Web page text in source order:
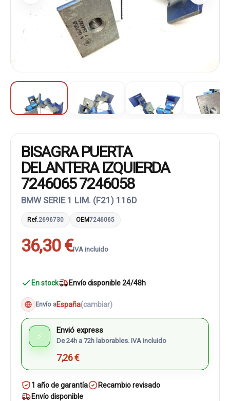
BISAGRA PUERTA
DELANTERA IZQUIERDA
7246065 7246058
BMW SERIE 1 LIM. (F21) 116D
Ref.2696730 OEM7246065
36,30 €IVA incluido
En stock Envío disponible 24/48h
Envío aEspaña(cambiar)
⚡
Envió express
De 24h a 72h laborables. IVA incluido
7,26 €
1 año de garantía
Recambio revisado
Envío disponible